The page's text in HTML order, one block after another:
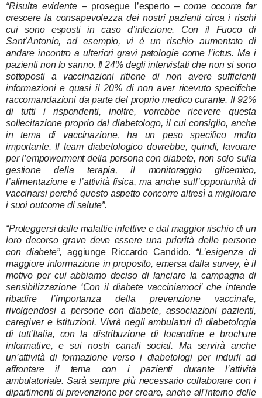
“Risulta evidente – prosegue l’esperto –come occorra far
crescere la consapevolezza dei nostri pazienti circa i rischi
cui sono esposti in caso d’infezione. Con il Fuoco di
Sant’Antonio, ad esempio, vi è un rischio aumentato di
andare incontro a ulteriori gravi patologie come l’ictus. Ma i
pazienti non lo sanno. Il 24% degli intervistati che non si sono
sottoposti a vaccinazioni
ritiene di non avere sufficienti
informazionie quasi il 20% di non aver ricevuto specifiche
raccomandazioni da parte del proprio medico curante. Il92%
di tutti i rispondenti, inoltre, vorrebbe ricevere questa
sollecitazione proprio dal diabetologo, il cui consiglio, anche
in tema di vaccinazione, ha un peso specifico molto
importante. Il team diabetologico dovrebbe, quindi, lavorare
per l’empowerment della persona con diabete, non solo sulla
gestione della terapia, il monitoraggio glicemico,
l’alimentazione e l’attività fisica, ma anche sull’opportunità di
vaccinarsi perché questo aspetto concorre altresì a migliorare
i suoi outcome di salute”.
“Proteggersi dalle malattie infettive e dal maggior rischio di un
loro decorso grave deve essere una priorità delle persone
con diabete”, aggiunge Riccardo Candido. “L’esigenza di
maggiore informazione in proposito, emersa dalla survey, è il
motivo per cui abbiamo deciso di lanciare la campagna di
sensibilizzazione ‘Con il diabete vacciniamoci’ che intende
ribadire l’importanza della prevenzione vaccinale,
rivolgendosi a persone con diabete, associazioni pazienti,
caregiver e Istituzioni. Vivrà negli ambulatori di diabetologia
di tutt’Italia, con la distribuzione di locandine e brochure
informative, e sui nostri canali social. Ma servirà anche
un’attività di formazione verso i diabetologi per indurli ad
affrontare il tema con i pazienti durante l’attività
ambulatoriale. Sarà sempre più necessariocollaborare con i
dipartimenti di prevenzioneper creare, anche all'interno delle